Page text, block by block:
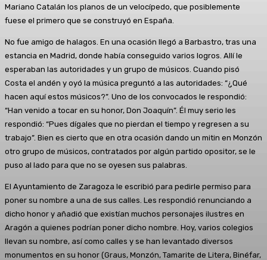
Mariano Catalán los planos de un velocípedo, que posiblemente
fuese el primero que se construyó en España.
No fue amigo de halagos. En una ocasión llegó a Barbastro, tras una
estancia en Madrid, donde había conseguido varios logros. Allí le
esperaban las autoridades y un grupo de músicos. Cuando pisó
Costa el andén y oyó la música preguntó a las autoridades: “¿Qué
hacen aquí estos músicos?”. Uno de los convocados le respondió:
“Han venido a tocar en su honor, Don Joaquín”. Él muy serio les
respondió: “Pues dígales que no pierdan el tiempo y regresen a su
trabajo”. Bien es cierto que en otra ocasión dando un mitin en Monzón
otro grupo de músicos, contratados por algún partido opositor, se le
puso al lado para que no se oyesen sus palabras.
El Ayuntamiento de Zaragoza le escribió para pedirle permiso para
poner su nombre a una de sus calles. Les respondió renunciando a
dicho honor y añadió que existían muchos personajes ilustres en
Aragón a quienes podrían poner dicho nombre. Hoy, varios colegios
llevan su nombre, así como calles y se han levantado diversos
monumentos en su honor (Graus, Monzón, Tamarite de Litera, Binéfar,